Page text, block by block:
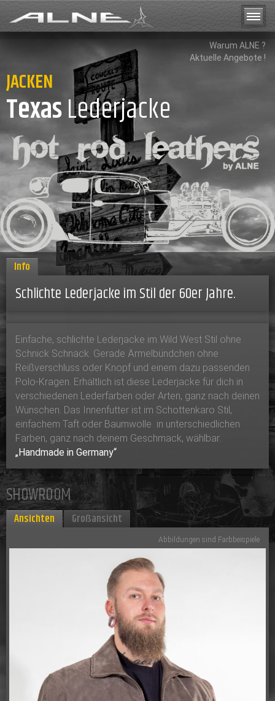
Warum ALNE ?
Aktuelle Angebote !
JACKEN
TexasLederjacke
Info
Schlichte Lederjacke im Stil der 60er Jahre.
Einfache, schlichte Lederjacke im Wild West Stil ohne
Schnick Schnack. Gerade Ärmelbündchen ohne
Reißverschluss oder Knopf und einem dazu passenden
Polo-Kragen. Erhältlich ist diese Lederjacke für dich in
verschiedenen Lederfarben oder Arten, ganz nach deinen
Wünschen. Das Innenfutter ist im Schottenkaro Stil,
einfachem Taft oder Baumwolle in unterschiedlichen
Farben, ganz nach deinem Geschmack, wählbar.
„Handmade in Germany“
SHOWROOM
Ansichten Großansicht
Abbildungen sind Farbbeispiele